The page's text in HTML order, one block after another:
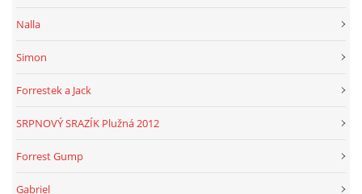
Nalla
Simon
Forrestek a Jack
SRPNOVÝ SRAZÍK Plužná 2012
Forrest Gump
Gabriel